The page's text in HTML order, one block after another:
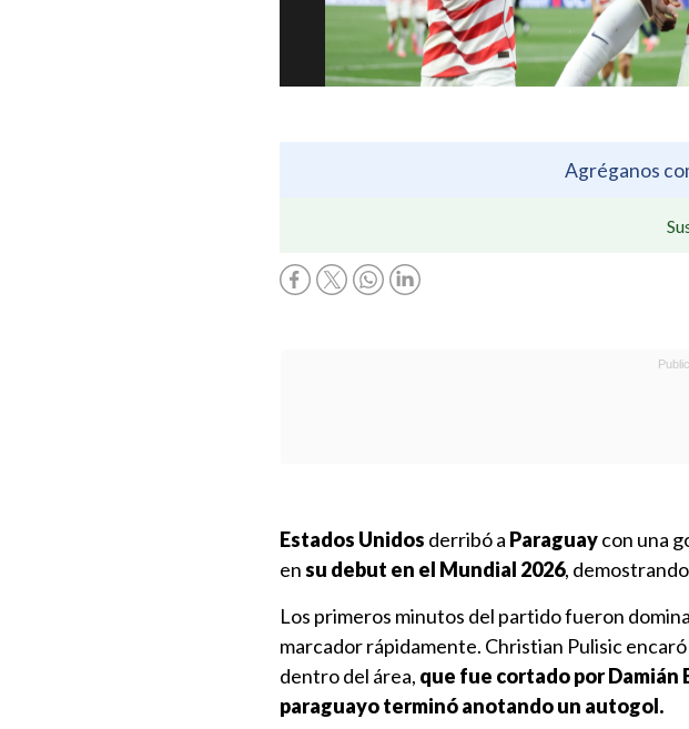
Agréganos
Estados Unidos derribó a Paraguaycon una
ensu debut en el Mundial 2026,
Los primeros minutos del partido fueron
marcador rápidamente. Christian Pulisic
dentro del área, que fue cortado por Damián
paraguayo terminó anotando un autogol.